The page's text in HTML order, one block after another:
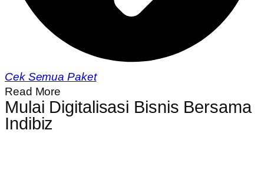
Cek Semua Paket
Read More
Mulai Digitalisasi Bisnis Bersama
Indibiz